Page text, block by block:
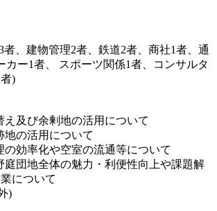
者、建物管理2者、鉄道2者、商社1者、通
カー1者、 スポーツ関係1者、コンサルタ
)
え及び余剰地の活用について
地の活用について
の効率化や空室の流通等について
庭団地全体の魅力・利便性向上や課題解
について
)